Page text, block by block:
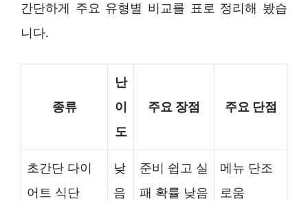
간단하게 주요 유형별 비교를 표로 정리해 봤습
니다.
종류
난
이
도
주요 장점 주요 단점
초간단 다이
어트 식단
낮
음
준비 쉽고 실
패 확률 낮음
메뉴 단조
로움